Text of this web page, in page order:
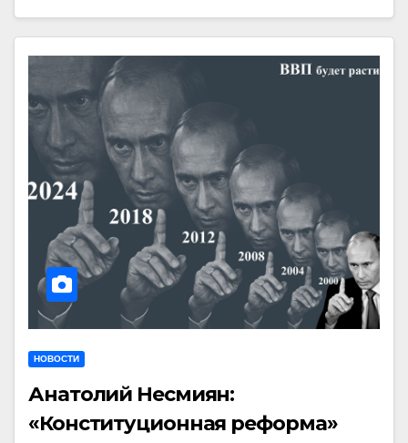
НОВОСТИ
Анатолий Несмиян:
«Конституционная реформа»